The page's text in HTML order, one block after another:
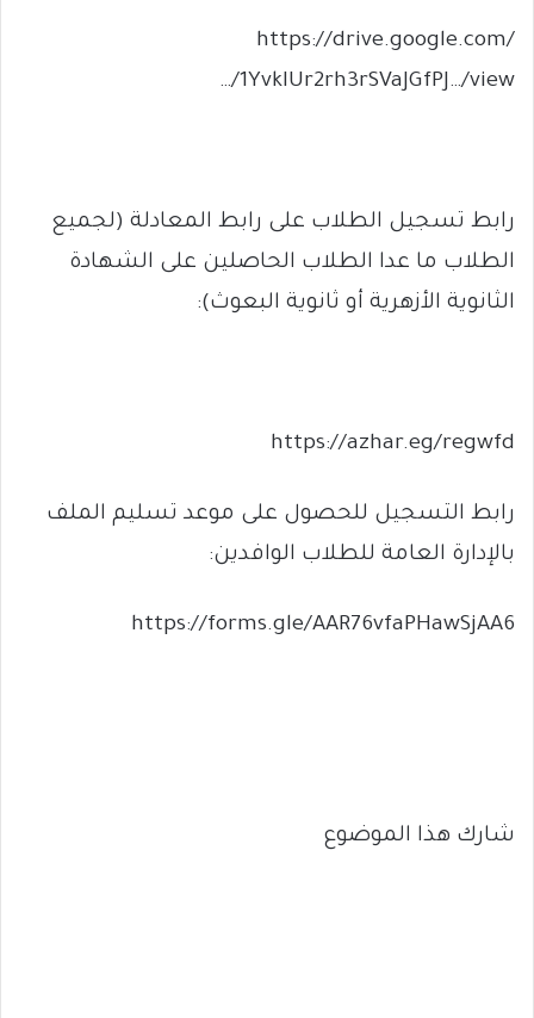
https://drive.google.com/
…/1YvkIUr2rh3rSVaJGfPJ…/view
رابط تسجيل الطلاب على رابط المعادلة (لجميع
الطلاب ما عدا الطلاب الحاصلين على الشهادة
الثانوية الأزهرية أو ثانوية البعوث):
https://azhar.eg/regwfd
رابط التسجيل للحصول على موعد تسليم الملف
بالإدارة العامة للطلاب الوافدين:
https://forms.gle/AAR76vfaPHawSjAA6
شارك هذا الموضوع